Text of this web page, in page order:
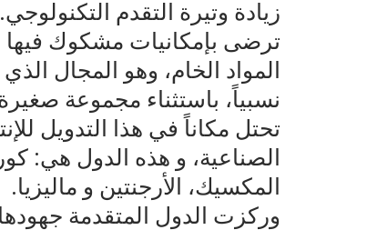
زيادة وتيرة التقدم التكنولوجي.
ترضى بإمكانيات مشكوك فيها
المواد الخام، وهو المجال
نسبياً، باستثناء مجموعة
تحتل مكاناً في هذا التدويل
الصناعية، و هذه الدول هي:
المكسيك، الأرجنتين و ماليزيا.
وركزت الدول المتقدمة